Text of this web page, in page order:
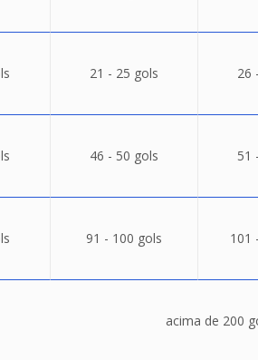
21 - 25 gols 26
46 - 50 gols 51
91 - 100 gols 101
acima de 200